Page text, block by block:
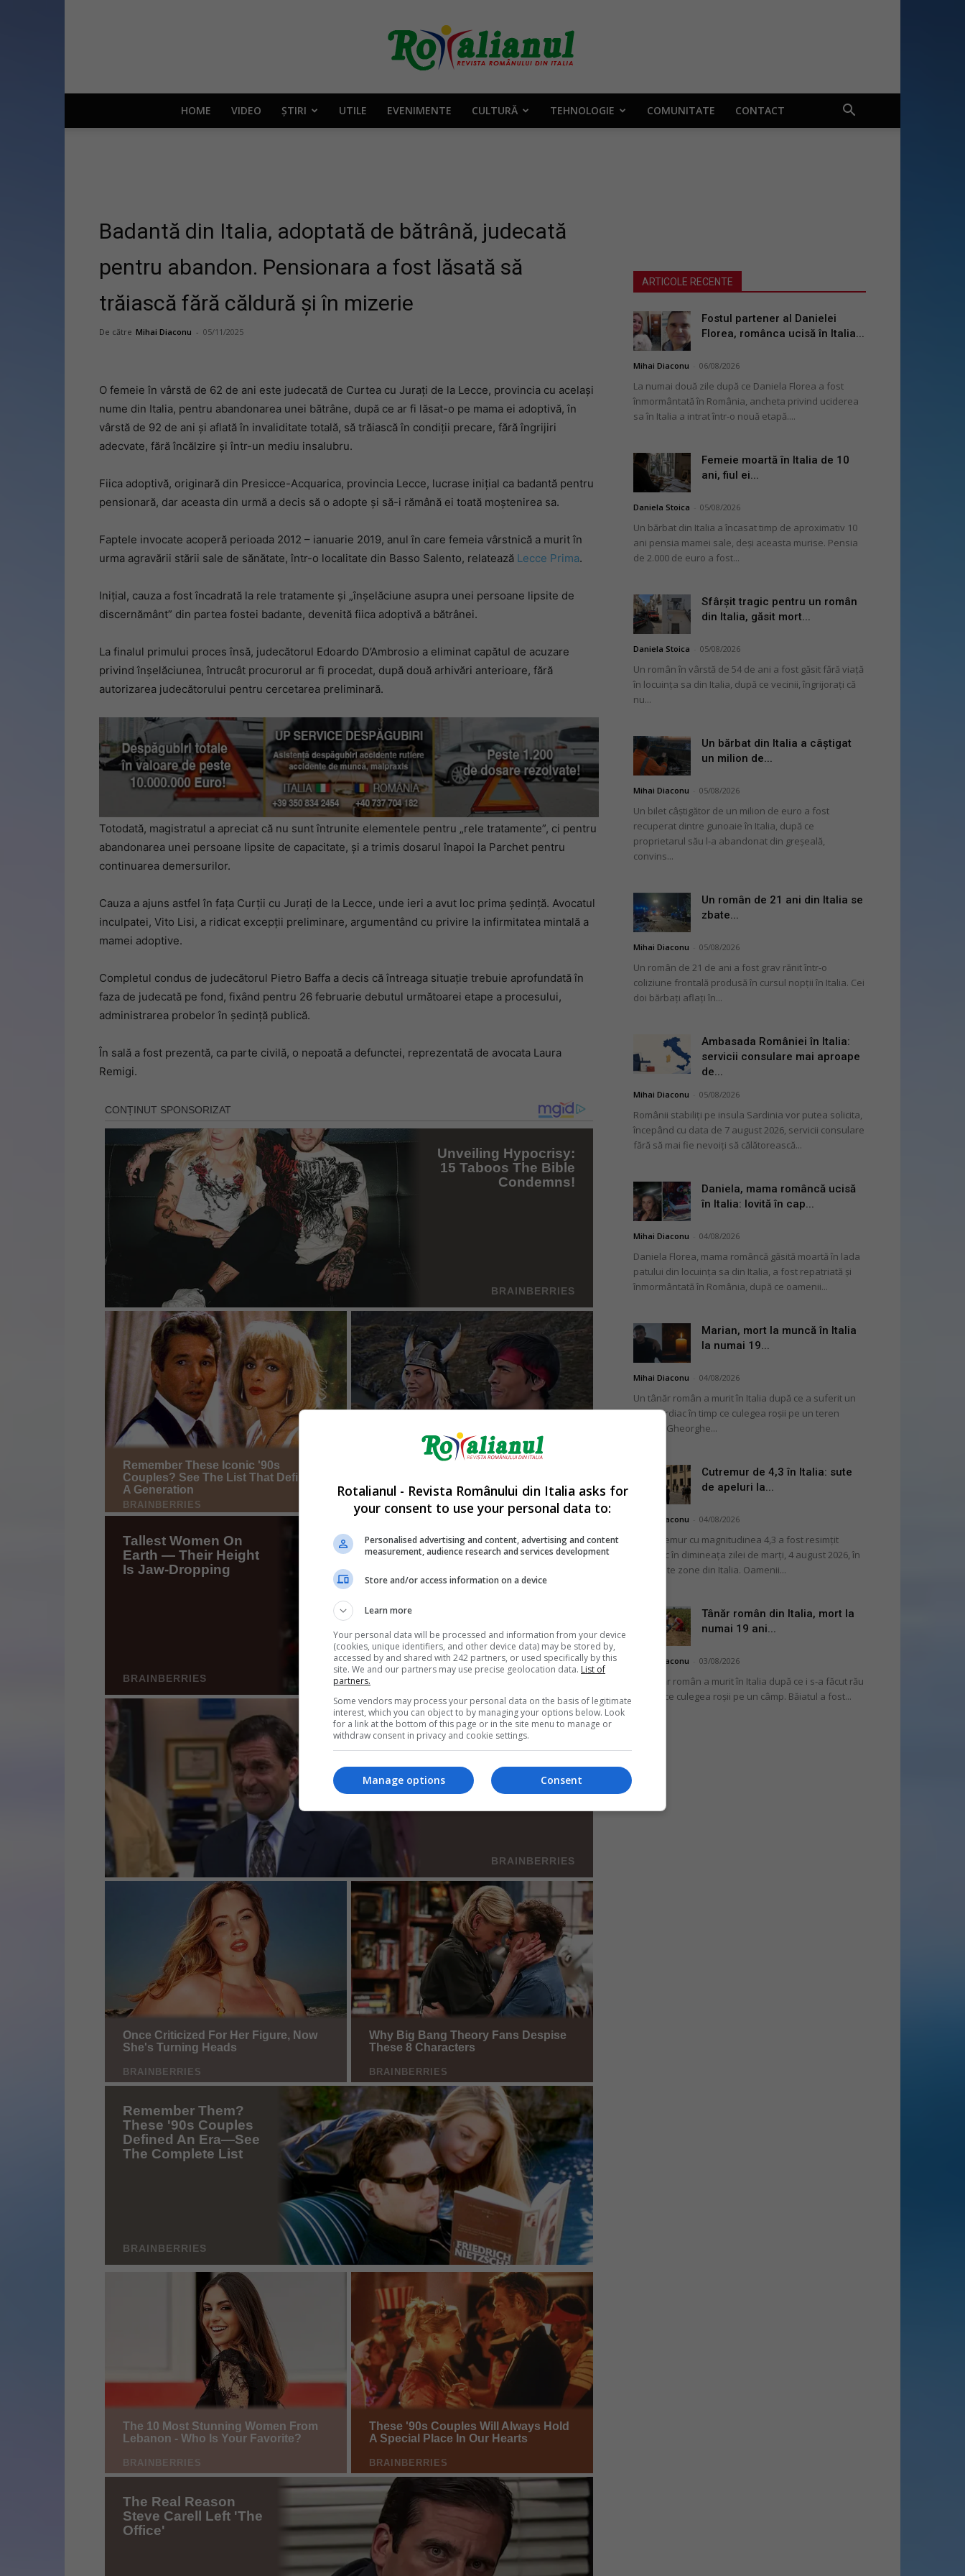
Rotalianul
românului
din
Italia
HOME VIDEO ȘTIRI UTILE EVENIMENTE CULTURĂ TEHNOLOGIE COMUNITATE CONTACT
Badantă din Italia, adoptată de bătrână, judecată
pentru abandon. Pensionara a fost lăsată să
trăiască fără căldură și în mizerie
De către Mihai Diaconu - 05/11/2025
O femeie în vârstă de 62 de ani este judecată de Curtea cu Jurați de la Lecce, provincia cu același
nume din Italia, pentru abandonarea unei bătrâne, după ce ar fi lăsat-o pe mama ei adoptivă, în
vârstă de 92 de ani și aflată în invaliditate totală, să trăiască în condiții precare, fără îngrijiri
adecvate, fără încălzire și într-un mediu insalubru.
Fiica adoptivă, originară din Presicce-Acquarica, provincia Lecce, lucrase inițial ca badantă pentru
pensionară, dar aceasta din urmă a decis să o adopte și să-i rămână ei toată moștenirea sa.
Faptele invocate acoperă perioada 2012 – ianuarie 2019, anul în care femeia vârstnică a murit în
urma agravării stării sale de sănătate, într-o localitate din Basso Salento, relatează Lecce Prima.
Inițial, cauza a fost încadrată la rele tratamente și „înșelăciune asupra unei persoane lipsite de
discernământ” din partea fostei badante, devenită fiica adoptivă a bătrânei.
La finalul primului proces însă, judecătorul Edoardo D’Ambrosio a eliminat capătul de acuzare
privind înșelăciunea, întrucât procurorul ar fi procedat, după două arhivări anterioare, fără
autorizarea judecătorului pentru cercetarea preliminară.
Totodată, magistratul a apreciat că nu sunt întrunite elementele pentru „rele tratamente”, ci pentru
abandonarea unei persoane lipsite de capacitate, și a trimis dosarul înapoi la Parchet pentru
continuarea demersurilor.
Cauza a ajuns astfel în fața Curții cu Jurați de la Lecce, unde ieri a avut loc prima ședință. Avocatul
inculpatei, Vito Lisi, a ridicat excepții preliminare, argumentând cu privire la infirmitatea mintală a
mamei adoptive.
Completul condus de judecătorul Pietro Baffa a decis că întreaga situație trebuie aprofundată în
faza de judecată pe fond, fixând pentru 26 februarie debutul următoarei etape a procesului,
administrarea probelor în ședință publică.
În sală a fost prezentă, ca parte civilă, o nepoată a defunctei, reprezentată de avocata Laura
Remigi.
ARTICOLE RECENTE
Fostul partener al Danielei
Florea, românca ucisă în Italia...
Mihai Diaconu 06/08/2026
La numai două zile după ce Daniela Florea a fost
înmormântată în România, ancheta privind uciderea
sa în Italia a intrat într-o nouă etapă....
Femeie moartă în Italia de 10
ani, fiul ei...
Daniela Stoica 05/08/2026
Un bărbat din Italia a încasat timp de aproximativ 10
ani pensia mamei sale, deși aceasta murise. Pensia
de 2.000 de euro a fost...
Sfârșit tragic pentru un român
din Italia, găsit mort...
Daniela Stoica 05/08/2026
Un român în vârstă de 54 de ani a fost găsit fără viață
în locuința sa din Italia, după ce vecinii, îngrijorați că
nu...
Un bărbat din Italia a câștigat
un milion de...
Mihai Diaconu 05/08/2026
Un bilet câștigător de un milion de euro a fost
recuperat dintre gunoaie în Italia, după ce
proprietarul său l-a abandonat din greșeală,
convins...
Un român de 21 ani din Italia se
zbate...
Mihai Diaconu 05/08/2026
Un român de 21 de ani a fost grav rănit într-o
coliziune frontală produsă în cursul nopții în Italia. Cei
doi bărbați aflați în...
Ambasada României în Italia:
servicii consulare mai aproape
de...
Mihai Diaconu 05/08/2026
Românii stabiliți pe insula Sardinia vor putea solicita,
începând cu data de 7 august 2026, servicii consulare
fără să mai fie nevoiți să călătorească...
Daniela, mama româncă ucisă
în Italia: lovită în cap...
Mihai Diaconu 04/08/2026
Daniela Florea, mama româncă găsită moartă în lada
patului din locuința sa din Italia, a fost repatriată și
înmormântată în România, după ce oamenii...
Marian, mort la muncă în Italia
la numai 19...
Mihai Diaconu 04/08/2026
Un tânăr român a murit în Italia după ce a suferit un
stop cardiac în timp ce culegea roșii pe un teren
agricol. Gheorghe...
Cutremur de 4,3 în Italia: sute
de apeluri la...
Mihai Diaconu 04/08/2026
Un cutremur cu magnitudinea 4,3 a fost resimțit
puternic în dimineața zilei de marți, 4 august 2026, în
mai multe zone din Italia. Oamenii...
Tânăr român din Italia, mort la
numai 19 ani...
Mihai Diaconu 03/08/2026
Un tânăr român a murit în Italia după ce i s-a făcut rău
în timp ce culegea roșii pe un câmp. Băiatul a fost...
Rotalianul - Revista Românului din Italia asks for
your consent to use your personal data to:
Personalised advertising and content, advertising and content
measurement, audience research and services development
Store and/or access information on a device
Learn more
Your personal data will be processed and information from your device
(cookies, unique identifiers, and other device data) may be stored by,
accessed by and shared with 242 partners, or used specifically by this
site. We and our partners may use precise geolocation data. List of
partners.
Some vendors may process your personal data on the basis of legitimate
interest, which you can object to by managing your options below. Look
for a link at the bottom of this page or in the site menu to manage or
withdraw consent in privacy and cookie settings.
Consent
Manage options